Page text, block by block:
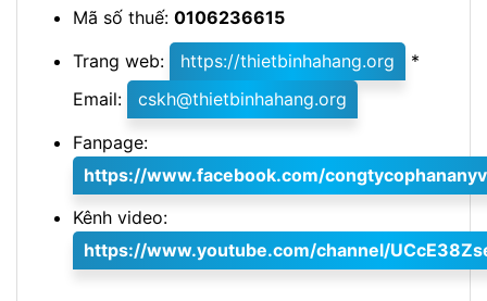
Mã số thuế: 0106236615
Trang web:
https://thietbinhahang.org
*
Email:
cskh@thietbinhahang.org
Fanpage:
https://www.facebook.com/
Kênh video:
https://www.youtube.com/channel/